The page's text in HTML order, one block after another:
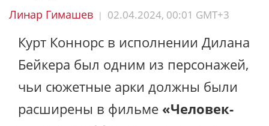
Линар Гимашев | 02.04.2024, 00:01 GMT+3
Курт Коннорс в исполнении Дилана
Бейкера был одним из персонажей,
чьи сюжетные арки должны были
расширены в фильме «Человек-